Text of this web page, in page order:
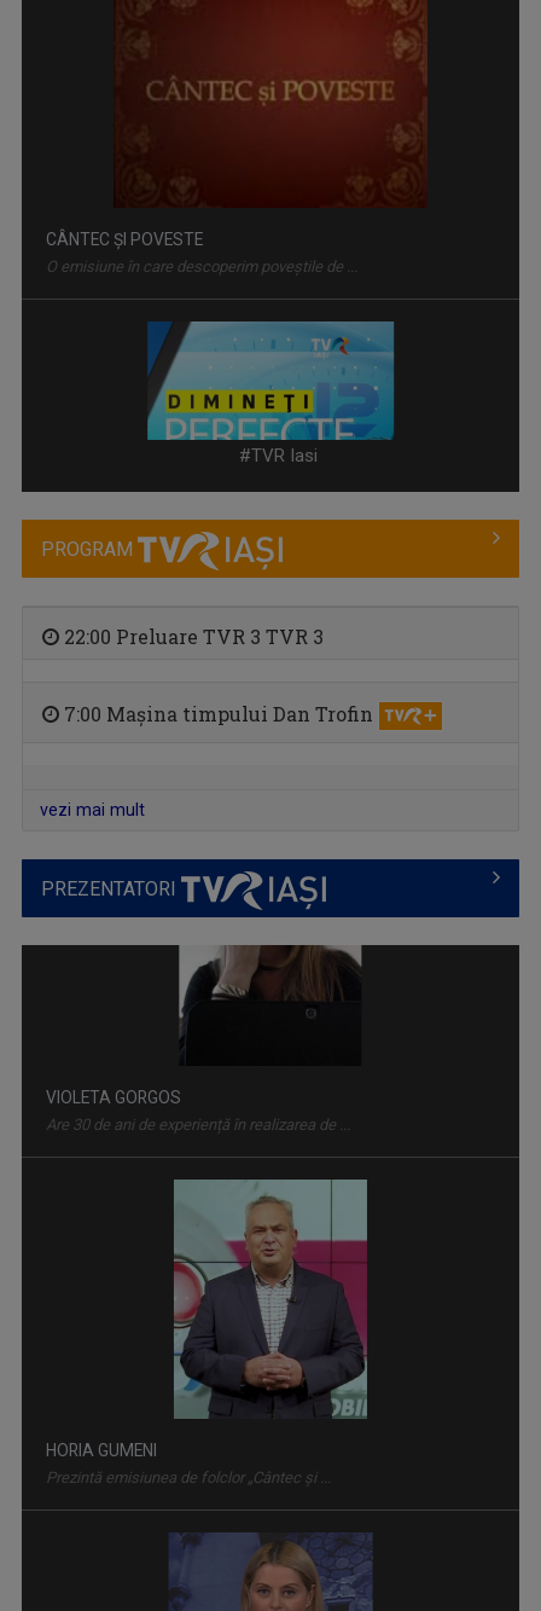
DIMINEȚI PERFECTE
Emisiune matinală, de luni până vineri, de la ...
#TVR Iasi
PROGRAM
22:00 Preluare TVR 3 TVR 3
7:00 Mașina timpului Dan Trofin
vezi mai mult
PREZENTATORI
Prezintă emisiunea de folclor „Cântec și ...
CLAUDIA DĂNĂILĂ